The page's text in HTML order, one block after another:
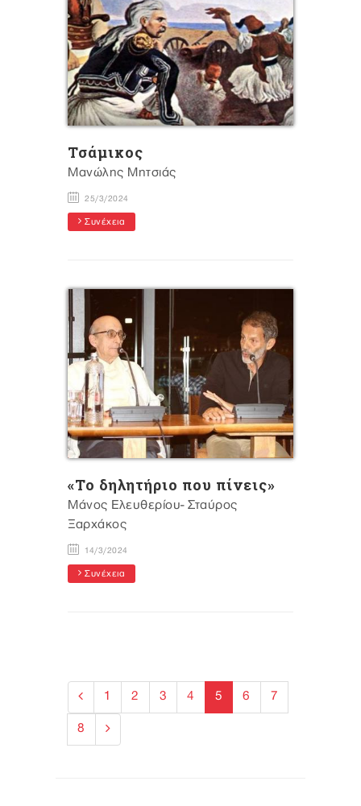
Τσάμικος
Μανώλης Μητσιάς
25/3/2024
Συνέχεια
«Το δηλητήριο που πίνεις»
Μάνος Ελευθερίου- Σταύρος
Ξαρχάκος
14/3/2024
Συνέχεια
1 2 3 4 5 6 7
8